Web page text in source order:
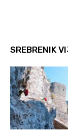
SREBRENIK